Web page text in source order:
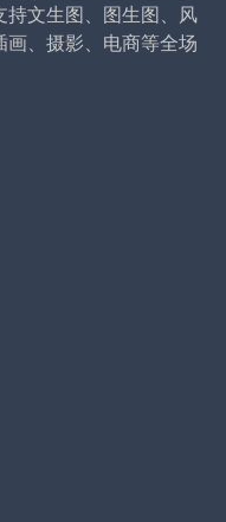
持文生图、图生图、风
、摄影、电商等全场